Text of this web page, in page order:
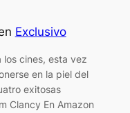
Exclusivo
cines, esta vez
en la piel del
exitosas
Clancy En Amazon